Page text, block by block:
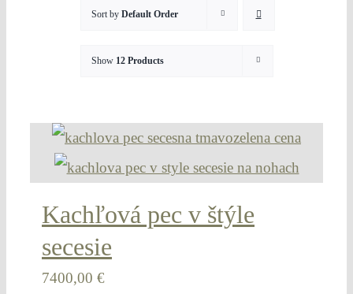
Sort by Default Order
Show 12 Products
Kachľová pec v štýle
secesie
7400,00 €